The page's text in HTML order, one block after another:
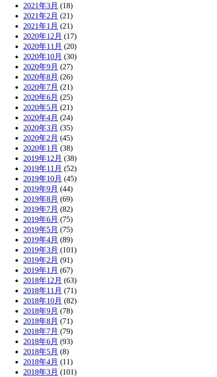
2021年3月 (18)
2021年2月 (21)
2021年1月 (21)
2020年12月 (17)
2020年11月 (20)
2020年10月 (30)
2020年9月 (27)
2020年8月 (26)
2020年7月 (21)
2020年6月 (25)
2020年5月 (21)
2020年4月 (24)
2020年3月 (35)
2020年2月 (45)
2020年1月 (38)
2019年12月 (38)
2019年11月 (52)
2019年10月 (45)
2019年9月 (44)
2019年8月 (69)
2019年7月 (82)
2019年6月 (75)
2019年5月 (75)
2019年4月 (89)
2019年3月 (101)
2019年2月 (91)
2019年1月 (67)
2018年12月 (63)
2018年11月 (71)
2018年10月 (82)
2018年9月 (78)
2018年8月 (71)
2018年7月 (79)
2018年6月 (93)
2018年5月 (8)
2018年4月 (11)
2018年3月 (101)